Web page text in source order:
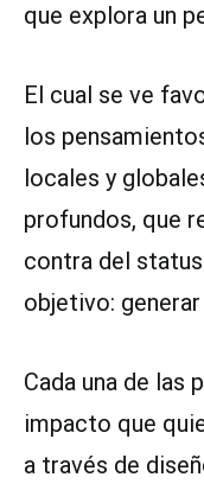
que explora un
El cual se ve
los
locales y
profundos, que
contra del
objetivo:
Cada una de las
impacto que
a través de